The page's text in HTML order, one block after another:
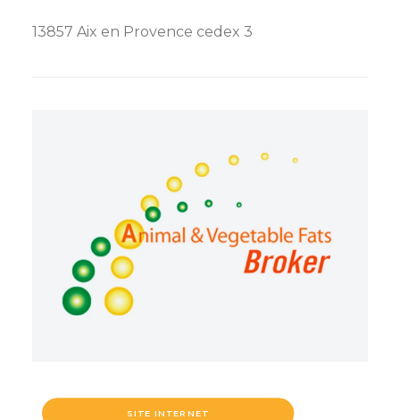
13857 Aix en Provence cedex 3
SITE INTERNET